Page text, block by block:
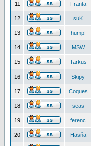
11 Franta
12 suK
13 humpf
14 MSW
15 Tarkus
16 Skipy
17 Coques
18 seas
19 ferenc
20 Hasňa